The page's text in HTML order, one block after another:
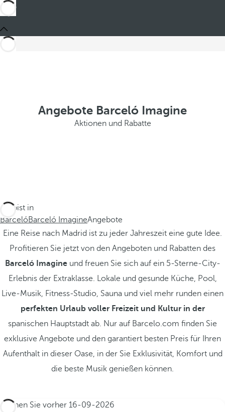
Angebote Barceló Imagine
Aktionen und Rabatte
Du bist in
BarcelóBarceló ImagineAngebote
Eine Reise nach Madrid ist zu jeder Jahreszeit eine gute Idee.
Profitieren Sie jetzt von den Angeboten und Rabatten des
Barceló Imagineund freuen Sie sich auf ein 5-Sterne-City-
Erlebnis der Extraklasse. Lokale und gesunde Küche, Pool,
Live-Musik, Fitness-Studio, Sauna und viel mehr runden einen
perfekten Urlaub voller Freizeit und Kultur in der
spanischen Hauptstadt ab. Nur auf Barcelo.com finden Sie
exklusive Angebote und den garantiert besten Preis für Ihren
Aufenthalt in dieser Oase, in der Sie Exklusivität, Komfort und
die beste Musik genießen können.
Buchen Sie vorher 16-09-2026